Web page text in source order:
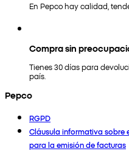
En Pepco hay calidad,
Compra sin
Tienes 30 días para
país.
Pepco
RGPD
Cláusula informativa sobre
para la emisión de facturas